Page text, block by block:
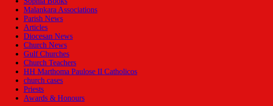
Malankara Associations
Parish News
Articles
Diocesan News
Church News
Gulf Churches
Church Teachers
HH Marthoma Paulose II Catholicos
church cases
Priests
Awards & Honours